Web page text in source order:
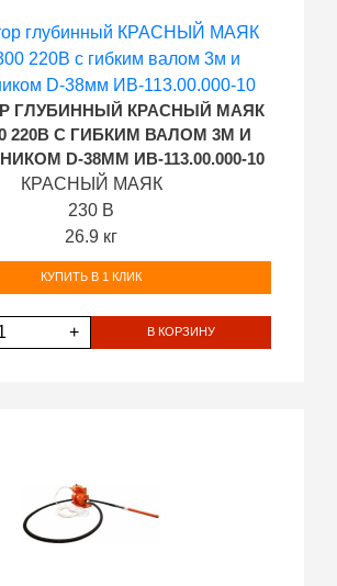
ГЛУБИННЫЙ КРАСНЫЙ МАЯК
220В С ГИБКИМ ВАЛОМ 3М И
D-38ММ ИВ-113.00.000-10
КРАСНЫЙ МАЯК
230 В
26.9 кг
КУПИТЬ В 1 КЛИК
+ В КОРЗИНУ